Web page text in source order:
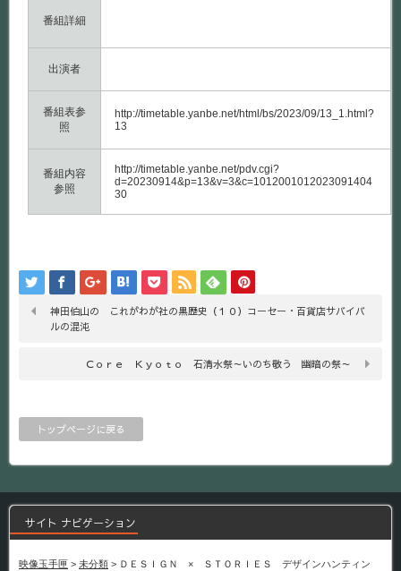
番組詳細
出演者
番組表参
照
http://timetable.yanbe.net/html/bs/2023/09/13_1.html?
13
番組内容
参照
http://timetable.yanbe.net/pdv.cgi?
d=20230914&p=13&v=3&c=1012001012023091404
30
神田伯山の これがわが社の黒歴史（１０）コーセー・百貨店サバイバ
ルの混沌
Ｃｏｒｅ Ｋｙｏｔｏ 石清水祭～いのち敬う 幽暗の祭～
トップページに戻る
サイト ナビゲーション
映像玉手匣 > 未分類 > ＤＥＳＩＧＮ × ＳＴＯＲＩＥＳ デザインハンティン